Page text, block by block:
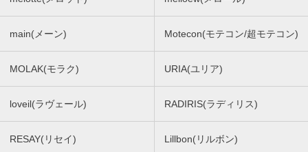
main(メーン) Motecon(モテコン/超モテコン)
MOLAK(モラク) URIA(ユリア)
loveil(ラヴェール) RADIRIS(ラディリス)
RESAY(リセイ) Lillbon(リルボン)